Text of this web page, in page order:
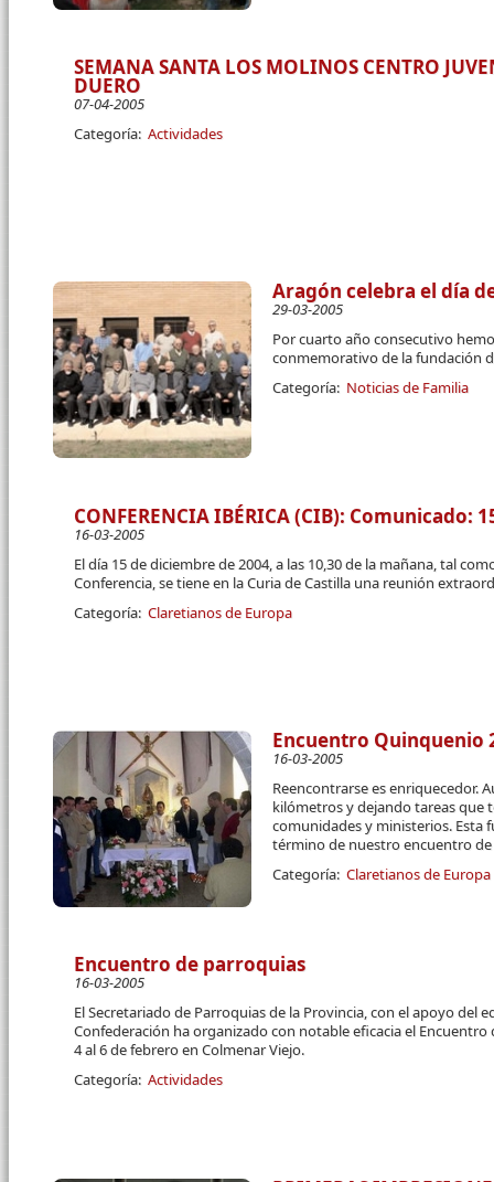
SEMANA SANTA LOS MOLINOS CENTRO
DUERO
07-04-2005
Categoría: Actividades
Aragón celebra el día
29-03-2005
Por cuarto año consecutivo
conmemorativo de la fundación
Categoría: Noticias de Familia
CONFERENCIA IBÉRICA (CIB): Comunicado:
16-03-2005
El día 15 de diciembre de 2004, a las 10,30 de la mañana, tal
Conferencia, se tiene en la Curia de Castilla una reunión
Categoría: Claretianos de Europa
Encuentro Quinquenio
16-03-2005
Reencontrarse es enriquecedor.
kilómetros y dejando tareas que
comunidades y ministerios. Esta
término de nuestro encuentro
Categoría: Claretianos de Europa
Encuentro de parroquias
16-03-2005
El Secretariado de Parroquias de la Provincia, con el apoyo del
Confederación ha organizado con notable eficacia el Encuentro
4 al 6 de febrero en Colmenar Viejo.
Categoría: Actividades